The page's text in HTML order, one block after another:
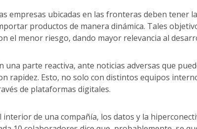
empresas ubicadas en las fronteras deben tener
productos de manera dinámica. Tales
el menor riesgo, dando mayor relevancia al
una parte reactiva, ante noticias adversas que
rapidez. Esto, no solo con distintos equipos
de plataformas digitales.
interior de una compañía, los datos y la